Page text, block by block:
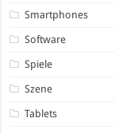
Smartphones
Software
Spiele
Szene
Tablets